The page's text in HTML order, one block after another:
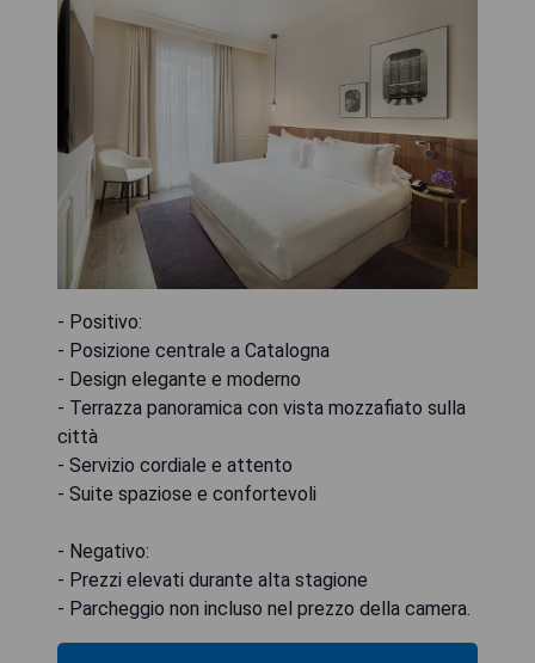
- Positivo:
- Posizione centrale a Catalogna
- Design elegante e moderno
- Terrazza panoramica con vista mozzafiato sulla
città
- Servizio cordiale e attento
- Suite spaziose e confortevoli
- Negativo:
- Prezzi elevati durante alta stagione
- Parcheggio non incluso nel prezzo della camera.